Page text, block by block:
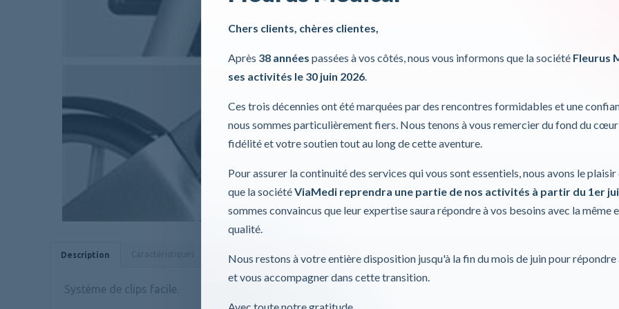
Chers clients, chères clientes,
Après 38 années passées à vos côtés, nous vous informons que la société Fleurus
ses activités le 30 juin 2026
Ces trois décennies ont été marquées par des rencontres formidables et une
nous sommes particulièrement fiers. Nous tenons à vous remercier du fond du
fidélité et votre soutien tout au long de cette aventure.
Pour assurer la continuité des services qui vous sont essentiels, nous avons le
que la sociétéViaMedi reprendra une partie de nos activités à partir du 1er
sommes convaincus que leur expertise saura répondre à vos besoins avec la même
qualité.
Nous restons à votre entière disposition jusqu'à la fin du mois de juin pour répondre
et vous accompagner dans cette transition.
Avec toute notre gratitude,
Ce porte-
de votre
votre
Pour plus
Description Données techniques
Système de clips facile.